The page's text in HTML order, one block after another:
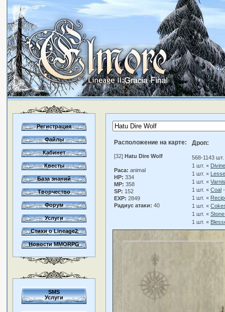
Регистрация
Файлы
Кабинет
Квесты
База знаний
Творчество
Форум
Услуги
Стихи о Lineage2
Новости MMORPG
SMS
Услуги
Расположение на карте:
[32] Hatu Dire Wolf
Раса: animal
HP: 334
MP: 358
SP: 152
EXP: 2849
Радиус атаки: 40
Дроп:
568-1143
1 шт. ×
1 шт. ×
1 шт. ×
1 шт. × Coal
1 шт. ×
1 шт. ×
1 шт. ×
1 шт. ×